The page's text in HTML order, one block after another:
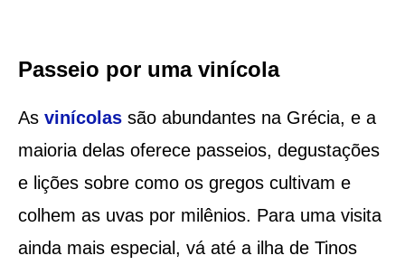
Passeio por uma vinícola
As vinícolassão abundantes na Grécia, e a
maioria delas oferece passeios, degustações
e lições sobre como os gregos cultivam e
colhem as uvas por milênios. Para uma visita
ainda mais especial, vá até a ilha de Tinos